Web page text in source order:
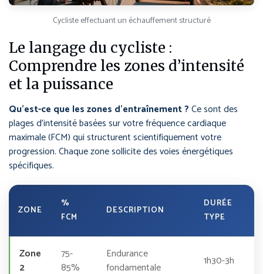
Cycliste effectuant un échauffement structuré
Le langage du cycliste :
Comprendre les zones d’intensité
et la puissance
Qu’est-ce que les zones d’entraînement ?Ce sont des
plages d’intensité basées sur votre fréquence cardiaque
maximale (FCM) qui structurent scientifiquement votre
progression. Chaque zone sollicite des voies énergétiques
spécifiques.
ZONE
%
FCM
DESCRIPTION
DURÉE
TYPE
Zone
2
75-
85%
Endurance
fondamentale
1h30-3h